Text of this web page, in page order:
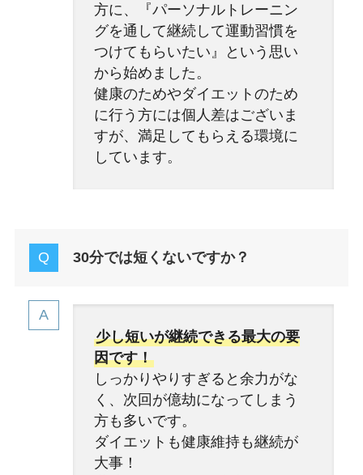
方に、『パーソナルトレーニン
グを通して継続して運動習慣を
つけてもらいたい』という思い
から始めました。
健康のためやダイエットのため
に行う方には個人差はございま
すが、満足してもらえる環境に
しています。
30分では短くないですか？
少し短いが継続できる最大の要
因です！
しっかりやりすぎると余力がな
く、次回が億劫になってしまう
方も多いです。
ダイエットも健康維持も継続が
大事！